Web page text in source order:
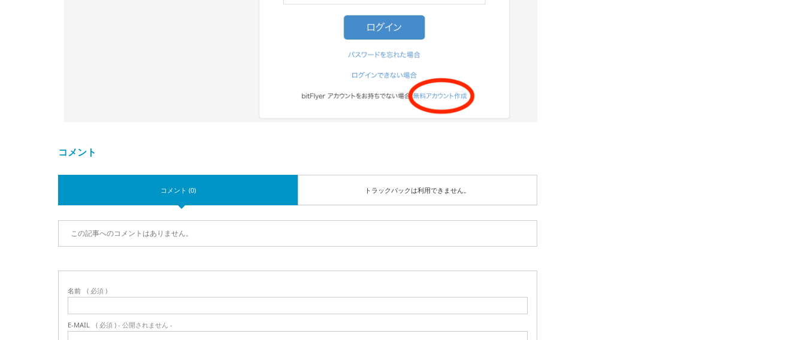
コメント
コメント (0) トラックバックは利用できません。
この記事へのコメントはありません。
名前 ( 必須 )
E-MAIL ( 必須 ) - 公開されません -